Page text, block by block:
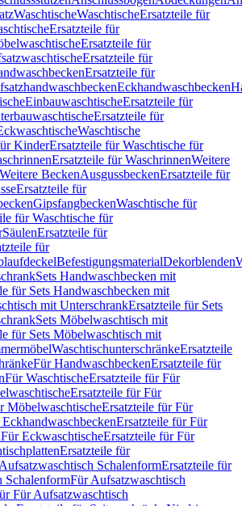
WaschtischeWaschtischeErsatzteile für
Ersatzteile für
Ersatzteile für
Ersatzteile für
Ersatzteile für
Eckhandwaschbecken
EinbauwaschtischeErsatzteile für
Ersatzteile für
Waschtische
KinderErsatzteile für Waschtische für
Ersatzteile für WaschrinnenWeitere
BeckenAusgussbeckenErsatzteile für
Ersatzteile für
GipsfangbeckenWaschtische für
für Waschtische für
SäulenErsatzteile für
für
BefestigungsmaterialDekorblenden
Sets Handwaschbecken mit
für Sets Handwaschbecken mit
mit UnterschrankErsatzteile für Sets
Sets Möbelwaschtisch mit
für Sets Möbelwaschtisch mit
WaschtischunterschränkeErsatzteile
Für HandwaschbeckenErsatzteile für
Für WaschtischeErsatzteile für Für
Ersatzteile für Für
MöbelwaschtischeErsatzteile für Für
Ersatzteile für Für
Für EckwaschtischeErsatzteile für Für
Ersatzteile für
SchalenformErsatzteile für
SchalenformFür Aufsatzwaschtisch
Für Aufsatzwaschtisch